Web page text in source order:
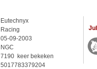
Eutechnyx
Racing
05-09-2003
NGC
7190 keer bekeken
5017783379204